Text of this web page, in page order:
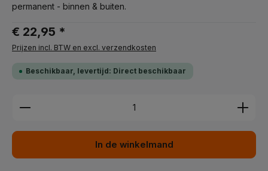
permanent - binnen & buiten.
€ 22,95 *
Prijzen incl. BTW en excl. verzendkosten
Beschikbaar, levertijd: Direct beschikbaar
Producthoeveelheid: Voer de gewenste
In de winkelmand